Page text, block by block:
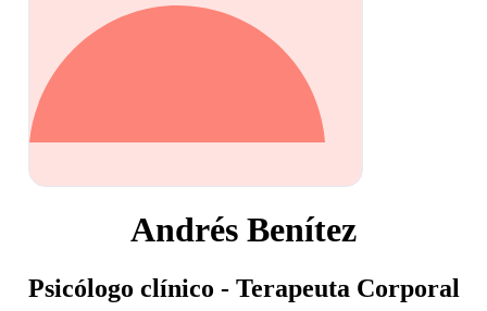
Andrés Benítez
Psicólogo clínico - Terapeuta Corporal